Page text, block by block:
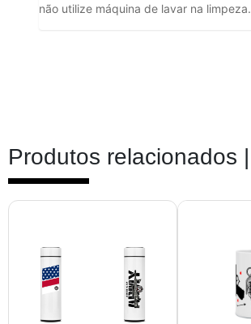
não utilize máquina de lavar na limpeza.
Produtos relacionados |